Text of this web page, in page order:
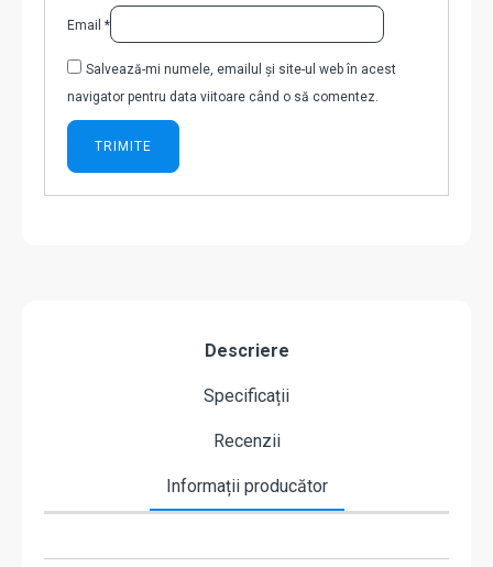
Email *
Salvează-mi numele, emailul și site-ul web în acest
navigator pentru data viitoare când o să comentez.
Descriere
Specificații
Recenzii
Informații producător